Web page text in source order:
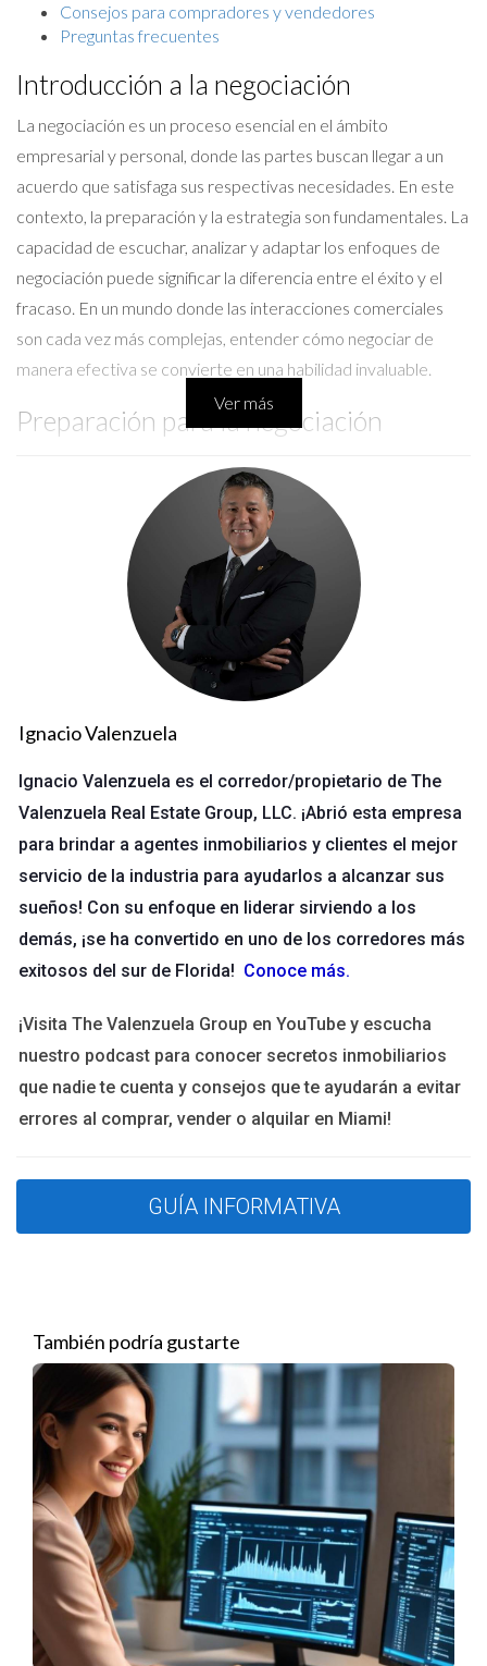
Consejos para compradores y vendedores
Preguntas frecuentes
Introducción a la negociación
La negociación es un proceso esencial en el ámbito
empresarial y personal, donde las partes buscan llegar a un
acuerdo que satisfaga sus respectivas necesidades. En este
contexto, la preparación y la estrategia son fundamentales. La
capacidad de escuchar, analizar y adaptar los enfoques de
negociación puede significar la diferencia entre el éxito y el
fracaso. En un mundo donde las interacciones comerciales
son cada vez más complejas, entender cómo negociar de
manera efectiva se convierte en una habilidad invaluable.
Preparación para la negociación
exitosa. Esto implica investigar a fondo el mercado, conocer
los productos o servicios en cuestión y entender las
motivaciones de la otra parte. Una preparación adecuada
puede involucrar los siguientes elementos:
Definición de objetivos claros y realistas.
Investigación detallada sobre el valor del producto o
Análisis de la competencia y sus ofertas.
Preparación de respuestas a posibles objeciones.
Además, practicar escenarios de negociación con un colega o
amigo puede ayudar a reforzar la confianza y la estrategia.
Técnicas de negociación efectivas
Maximizando las oportunidades de éxito, hay varias técnicas
de negociación que pueden implementarse. Estas incluyen:
La escucha activa es fundamental en cualquier negociación.
Implica no solo escuchar las palabras, sino también
comprender el significado detrás de ellas. Esto ayuda a
construir una relación de confianza y a percibir necesidades
Creación de valor
A menudo, las negociaciones se perciben como un juego de
beneficien a ambas partes, lo que a menudo lleva a acuerdos
más satisfactorios.
Uso de la técnica del "anclaje"
Esta técnica consiste en establecer un punto de referencia
inicial en la negociación. Al presentar primero una propuesta,
se establece un marco que influye en las expectativas de la
otra parte. Esta estrategia puede resultar ventajosa si se
hace con cuidado y consideración.
Estudios de caso
Ver más
Ignacio Valenzuela
Ignacio Valenzuela es el corredor/propietario de The
Valenzuela Real Estate Group, LLC. ¡Abrió esta empresa
para brindar a agentes inmobiliarios y clientes el mejor
servicio de la industria para ayudarlos a alcanzar sus
sueños! Con su enfoque en liderar sirviendo a los
demás, ¡se ha convertido en uno de los corredores más
exitosos del sur de Florida! Conoce más.
¡Visita The Valenzuela Group en YouTube y escucha
nuestro podcast para conocer secretos inmobiliarios
que nadie te cuenta y consejos que te ayudarán a evitar
errores al comprar, vender o alquilar en Miami!
GUÍA INFORMATIVA
También podría gustarte